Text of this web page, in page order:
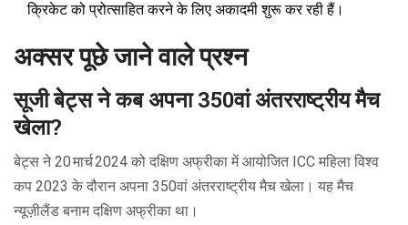
क्रिकेट को प्रोत्साहित करने के लिए अकादमी शुरू कर रही हैं।
अक्सर पूछे जाने वाले प्रश्न
सूजी बेट्स ने कब अपना 350वां अंतरराष्ट्रीय मैच
खेला?
बेट्स ने 20 मार्च 2024 को दक्षिण अफ्रीका में आयोजित ICC महिला विश्व
कप 2023 के दौरान अपना 350वां अंतरराष्ट्रीय मैच खेला। यह मैच
न्यूज़ीलैंड बनाम दक्षिण अफ्रीका था।